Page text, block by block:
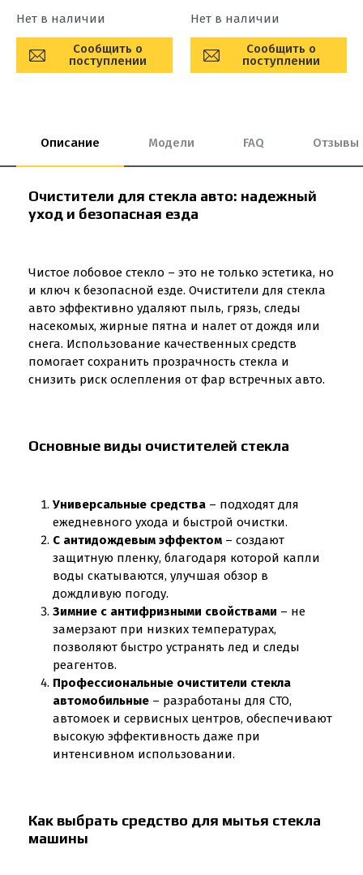
Нет в наличии
Сообщить о
поступлении
Нет в наличии
Сообщить о
поступлении
Описание Модели FAQ Отзывы
Очистители для стекла авто: надежный
уход и безопасная езда
Чистое лобовое стекло – это не только эстетика, но
и ключ к безопасной езде. Очистители для стекла
авто эффективно удаляют пыль, грязь, следы
насекомых, жирные пятна и налет от дождя или
снега. Использование качественных средств
помогает сохранить прозрачность стекла и
снизить риск ослепления от фар встречных авто.
Основные виды очистителей стекла
Универсальные средства – подходят для
ежедневного ухода и быстрой очистки.
С антидождевым эффектом – создают
защитную пленку, благодаря которой капли
воды скатываются, улучшая обзор в
дождливую погоду.
Зимние с антифризными свойствами – не
замерзают при низких температурах,
позволяют быстро устранять лед и следы
реагентов.
Профессиональные очистители стекла
автомобильные – разработаны для СТО,
автомоек и сервисных центров, обеспечивают
высокую эффективность даже при
интенсивном использовании.
Как выбрать средство для мытья стекла
машины